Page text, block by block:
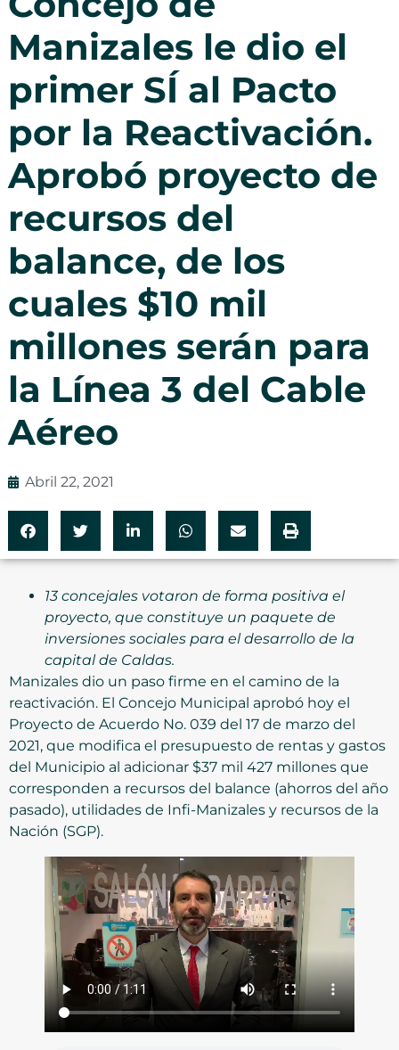
Manizales le dio el
primer SÍ al Pacto
por la Reactivación.
Aprobó proyecto de
recursos del
balance, de los
cuales $10 mil
millones serán para
la Línea 3 del Cable
Aéreo
Abril 22, 2021
13 concejales votaron de forma positiva el
proyecto, que constituye un paquete de
inversiones sociales para el desarrollo de la
capital de Caldas.
Manizales dio un paso firme en el camino de la
reactivación. El Concejo Municipal aprobó hoy el
Proyecto de Acuerdo No. 039 del 17 de marzo del
2021, que modifica el presupuesto de rentas y gastos
del Municipio al adicionar $37 mil 427 millones que
corresponden a recursos del balance (ahorros del año
pasado), utilidades de Infi-Manizales y recursos de la
Nación (SGP).